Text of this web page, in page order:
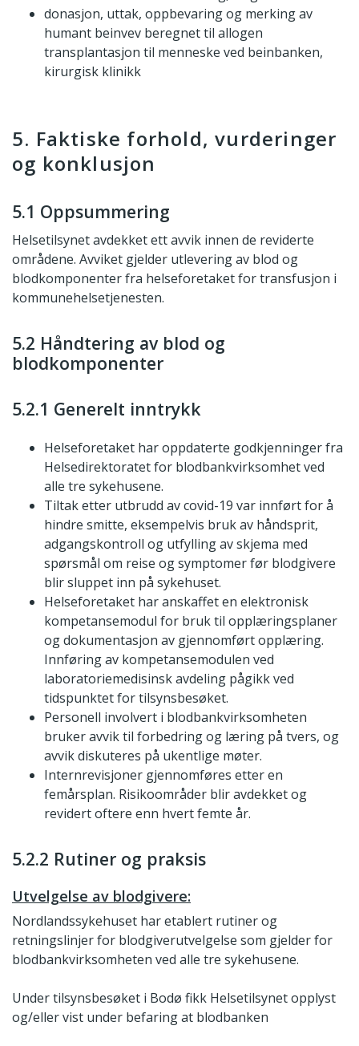
donasjon, uttak, oppbevaring og merking av
humant beinvev beregnet til allogen
transplantasjon til menneske ved beinbanken,
kirurgisk klinikk
5. Faktiske forhold, vurderinger
og konklusjon
5.1 Oppsummering
Helsetilsynet avdekket ett avvik innen de reviderte
områdene. Avviket gjelder utlevering av blod og
blodkomponenter fra helseforetaket for transfusjon i
kommunehelsetjenesten.
5.2 Håndtering av blod og
blodkomponenter
5.2.1 Generelt inntrykk
Helseforetaket har oppdaterte godkjenninger fra
Helsedirektoratet for blodbankvirksomhet ved
alle tre sykehusene.
Tiltak etter utbrudd av covid-19 var innført for å
hindre smitte, eksempelvis bruk av håndsprit,
adgangskontroll og utfylling av skjema med
spørsmål om reise og symptomer før blodgivere
blir sluppet inn på sykehuset.
Helseforetaket har anskaffet en elektronisk
kompetansemodul for bruk til opplæringsplaner
og dokumentasjon av gjennomført opplæring.
Innføring av kompetansemodulen ved
laboratoriemedisinsk avdeling pågikk ved
tidspunktet for tilsynsbesøket.
Personell involvert i blodbankvirksomheten
bruker avvik til forbedring og læring på tvers, og
avvik diskuteres på ukentlige møter.
Internrevisjoner gjennomføres etter en
femårsplan. Risikoområder blir avdekket og
revidert oftere enn hvert femte år.
5.2.2 Rutiner og praksis
Utvelgelse av blodgivere:
Nordlandssykehuset har etablert rutiner og
retningslinjer for blodgiverutvelgelse som gjelder for
blodbankvirksomheten ved alle tre sykehusene.
Under tilsynsbesøket i Bodø fikk Helsetilsynet opplyst
og/eller vist under befaring at blodbanken